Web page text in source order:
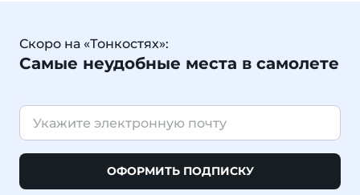
Скоро на «Тонкостях»:
Самые неудобные места в самолете
ОФОРМИТЬ ПОДПИСКУ